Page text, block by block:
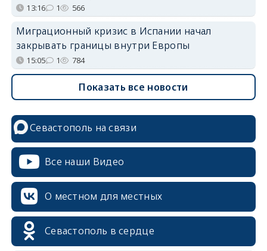
13:16 1 566
Миграционный кризис в Испании начал
закрывать границы внутри Европы
15:05 1 784
Показать все новости
Севастополь на связи
Все наши Видео
О местном для местных
Севастополь в сердце